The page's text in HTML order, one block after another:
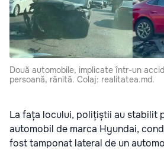
Două automobile, implicate într-un
persoană, rănită. Colaj: realitatea.md.
La fața locului, polițiștii au stabilit
automobil de marca Hyundai,
fost tamponat lateral de un